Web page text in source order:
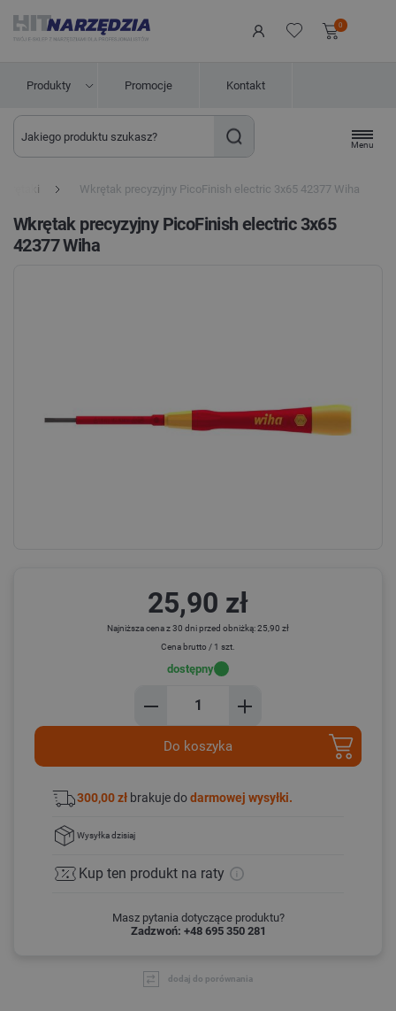
0
Produkty Promocje Kontakt
Menu
Wkrętak precyzyjny PicoFinish electric 3x65 42377 Wiha
Wkrętak precyzyjny PicoFinish electric 3x65
42377 Wiha
25,90 zł
Najniższa cena z 30 dni przed obniżką: 25,90 zł
Cena brutto / 1 szt.
dostępny
Do koszyka
300,00 zł brakuje dodarmowej wysyłki.
Wysyłkadzisiaj
Kup ten produkt na raty
Masz pytania dotyczące produktu?
Zadzwoń: +48 695 350 281
dodaj do porównania